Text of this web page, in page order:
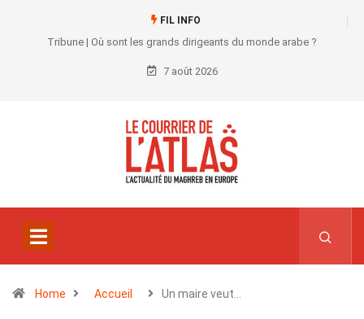
FIL INFO
Tribune | Où sont les grands dirigeants du monde arabe ?
7 août 2026
Home Accueil Un maire veut…